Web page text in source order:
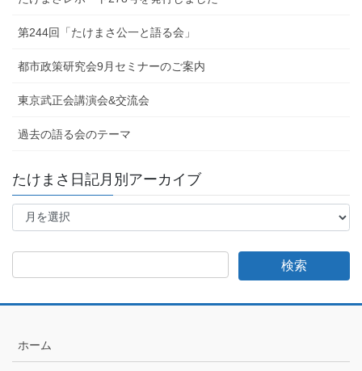
第244回「たけまさ公一と語る会」
都市政策研究会9月セミナーのご案内
東京武正会講演会&交流会
過去の語る会のテーマ
たけまさ日記月別アーカイブ
た
さ
月
ホーム